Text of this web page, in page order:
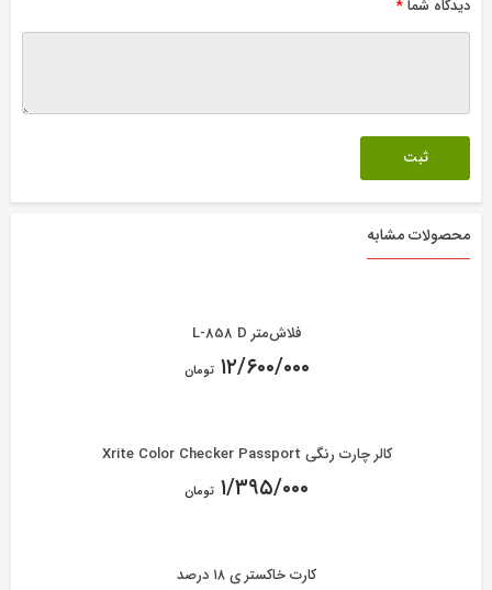
دیدگاه شما*
محصولات مشابه
فلاش‌متر L-858 D
۱۲/۶۰۰/۰۰۰ تومان
کالر چارت رنگی Xrite Color Checker Passport
۱/۳۹۵/۰۰۰ تومان
کارت خاکستر ی ۱۸ درصد